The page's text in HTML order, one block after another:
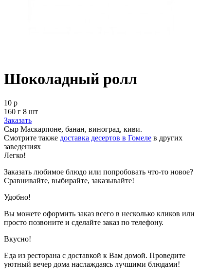
Шоколадный ролл
10 р
160 г 8 шт
Заказать
Сыр Маскарпоне, банан, виноград, киви.
Смотрите также доставка десертов в Гомеле в других
заведениях
Легко!
Заказать любимое блюдо или попробовать что-то новое?
Сравнивайте, выбирайте, заказывайте!
Удобно!
Вы можете оформить заказ всего в несколько кликов или
просто позвоните и сделайте заказ по телефону.
Вкусно!
Еда из ресторана с доставкой к Вам домой. Проведите
уютный вечер дома наслаждаясь лучшими блюдами!